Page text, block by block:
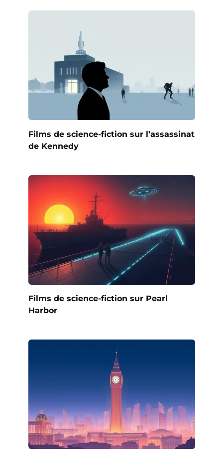
Films de science-fiction sur l’assassinat
de Kennedy
Films de science-fiction sur Pearl
Harbor